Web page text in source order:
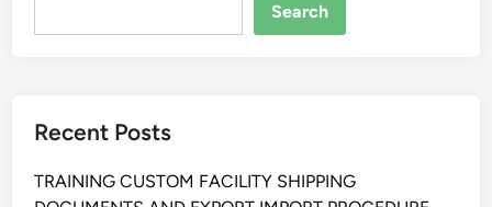
Search
Recent Posts
TRAINING CUSTOM FACILITY SHIPPING